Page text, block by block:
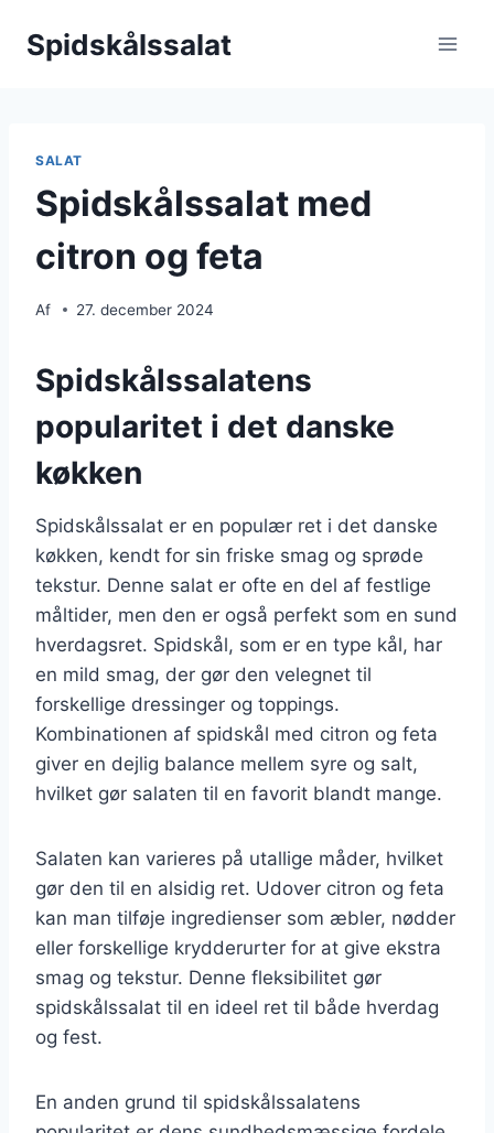
Spidskålssalat
SALAT
Spidskålssalat med
citron og feta
Af 27. december 2024
Spidskålssalatens
popularitet i det danske
køkken
Spidskålssalat er en populær ret i det danske
køkken, kendt for sin friske smag og sprøde
tekstur. Denne salat er ofte en del af festlige
måltider, men den er også perfekt som en sund
hverdagsret. Spidskål, som er en type kål, har
en mild smag, der gør den velegnet til
forskellige dressinger og toppings.
Kombinationen af spidskål med citron og feta
giver en dejlig balance mellem syre og salt,
hvilket gør salaten til en favorit blandt mange.
Salaten kan varieres på utallige måder, hvilket
gør den til en alsidig ret. Udover citron og feta
kan man tilføje ingredienser som æbler, nødder
eller forskellige krydderurter for at give ekstra
smag og tekstur. Denne fleksibilitet gør
spidskålssalat til en ideel ret til både hverdag
og fest.
En anden grund til spidskålssalatens